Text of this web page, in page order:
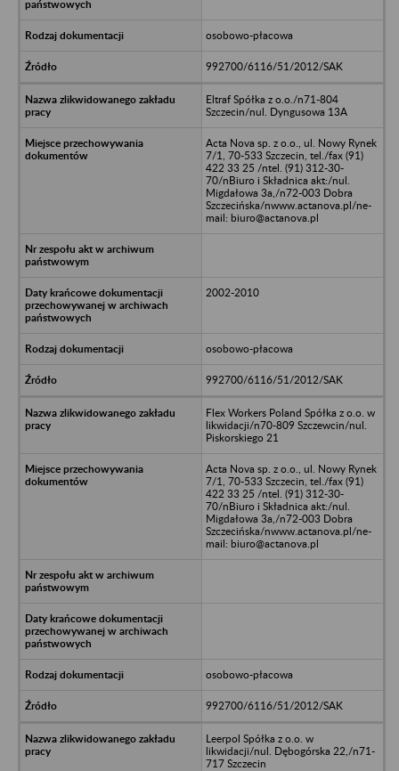
osobowo-płacowa
992700/6116/51/2012/SAK
Eltraf Spółka z o.o./n71-804
Szczecin/nul. Dyngusowa 13A
Acta Nova sp. z o.o., ul. Nowy Rynek
7/1, 70-533 Szczecin, tel./fax (91)
422 33 25 /ntel. (91) 312-30-
70/nBiuro i Składnica akt:/nul.
Migdałowa 3a,/n72-003 Dobra
Szczecińska/nwww.actanova.pl/ne-
mail: biuro@actanova.pl
2002-2010
osobowo-płacowa
992700/6116/51/2012/SAK
Flex Workers Poland Spółka z o.o. w
likwidacji/n70-809 Szczewcin/nul.
Piskorskiego 21
Acta Nova sp. z o.o., ul. Nowy Rynek
7/1, 70-533 Szczecin, tel./fax (91)
422 33 25 /ntel. (91) 312-30-
70/nBiuro i Składnica akt:/nul.
Migdałowa 3a,/n72-003 Dobra
Szczecińska/nwww.actanova.pl/ne-
mail: biuro@actanova.pl
osobowo-płacowa
992700/6116/51/2012/SAK
Leerpol Spółka z o.o. w
likwidacji/nul. Dębogórska 22,/n71-
717 Szczecin